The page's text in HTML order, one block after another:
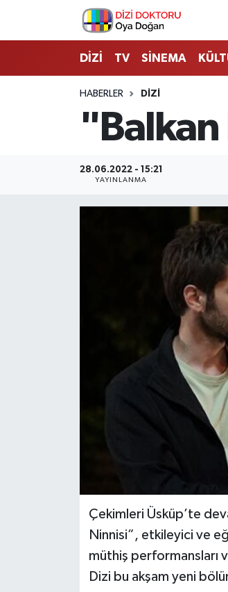
DİZİ TV SİNEMA
HABERLER DİZİ
28.06.2022 - 15:21
YAYINLANMA
Çekimleri Üsküp’te
Ninnisi”, etkileyici ve
müthiş performansları
Dizi bu akşam yeni
İstanbul Nöbetçi Eczaneler
İstanbul Hava Durumu
İstanbul Namaz Vakitleri